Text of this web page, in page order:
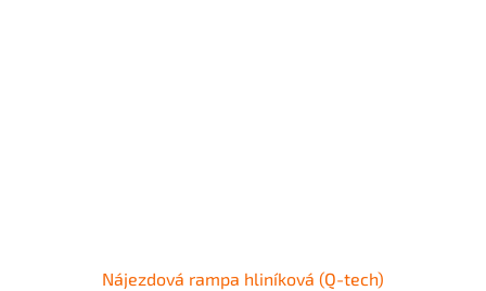
Nájezdová rampa hliníková (Q-tech)